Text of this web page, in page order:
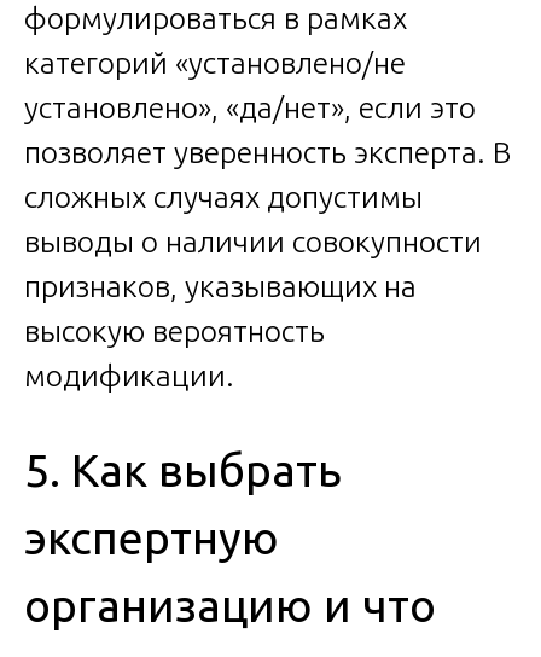
формулироваться в рамках
категорий «установлено/не
установлено», «да/нет», если это
позволяет уверенность эксперта. В
сложных случаях допустимы
выводы о наличии совокупности
признаков, указывающих на
высокую вероятность
модификации.
5. Как выбрать
экспертную
организацию и что